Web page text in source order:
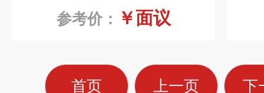
参考价： ￥面议
首页 上一页 下